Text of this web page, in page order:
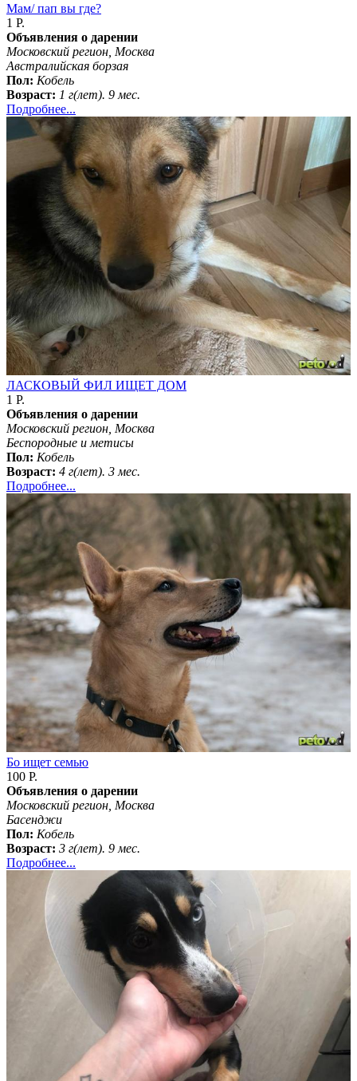
Мам/ пап вы где?
1 Р.
Объявления о дарении
Московский регион, Москва
Австралийская борзая
Пол: Кобель
Возраст: 1 г(лет). 9 мес.
Подробнее...
ЛАСКОВЫЙ ФИЛ ИЩЕТ ДОМ
1 Р.
Объявления о дарении
Московский регион, Москва
Бeспородные и метисы
Пол: Кобель
Возраст: 4 г(лет). 3 мес.
Подробнее...
Бо ищет семью
100 Р.
Объявления о дарении
Московский регион, Москва
Басенджи
Пол: Кобель
Возраст: 3 г(лет). 9 мес.
Подробнее...